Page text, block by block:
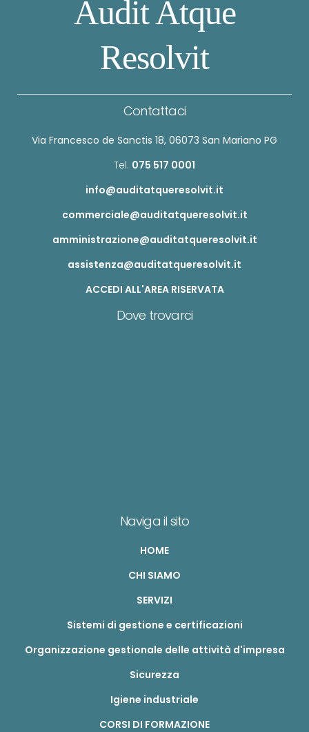
Audit Atque
Resolvit
Contattaci
Via Francesco de Sanctis 18, 06073 San Mariano PG
Tel. 075 517 0001
info@auditatqueresolvit.it
commerciale@auditatqueresolvit.it
amministrazione@auditatqueresolvit.it
assistenza@auditatqueresolvit.it
ACCEDI ALL'AREA RISERVATA
Dove trovarci
Naviga il sito
HOME
CHI SIAMO
SERVIZI
Sistemi di gestione e certificazioni
Organizzazione gestionale delle attività d'impresa
Sicurezza
Igiene industriale
CORSI DI FORMAZIONE